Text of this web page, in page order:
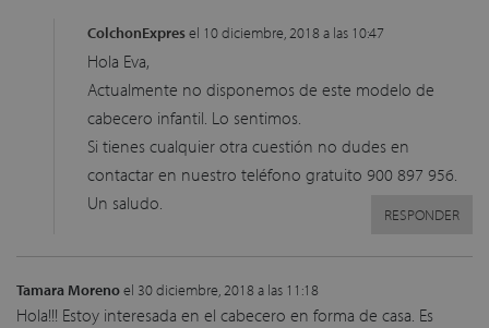
ColchonExpresel 10 diciembre, 2018 a las 10:47
Hola Eva,
Actualmente no disponemos de este modelo de
cabecero infantil. Lo sentimos.
Si tienes cualquier otra cuestión no dudes en
contactar en nuestro teléfono gratuito 900 897 956.
Un saludo.
RESPONDER
Tamara Morenoel 30 diciembre, 2018 a las 11:18
Hola!!! Estoy interesada en el cabecero en forma de casa. Es